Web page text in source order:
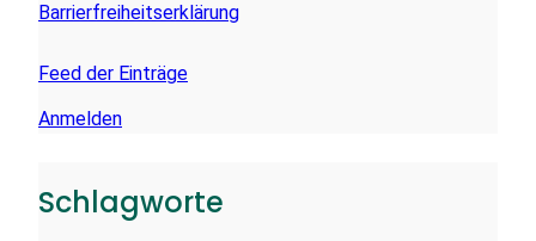
Barrierfreiheitserklärung
Feed der Einträge
Anmelden
Schlagworte